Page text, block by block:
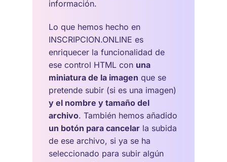
información.
Lo que hemos hecho en
INSCRIPCION.ONLINE es
enriquecer la funcionalidad de
ese control HTML con una
miniatura de la imagen que se
pretende subir (si es una imagen)
y el nombre y tamaño del
archivo. También hemos añadido
un botón para cancelar la subida
de ese archivo, si ya se ha
seleccionado para subir algún